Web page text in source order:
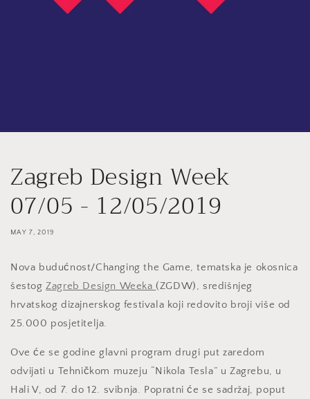
Zagreb Design Week
07/05 - 12/05/2019
MAY 7, 2019
Nova budućnost/Changing the Game, tematska je okosnica
šestogZagreb Design Weeka(ZGDW), središnjeg
hrvatskog dizajnerskog festivala koji redovito broji više od
25.000 posjetitelja.
Ove će se godine glavni program drugi put zaredom
odvijati u Tehničkom muzeju “Nikola Tesla” u Zagrebu, u
Hali V, od 7. do 12. svibnja. Popratni će se sadržaj, poput